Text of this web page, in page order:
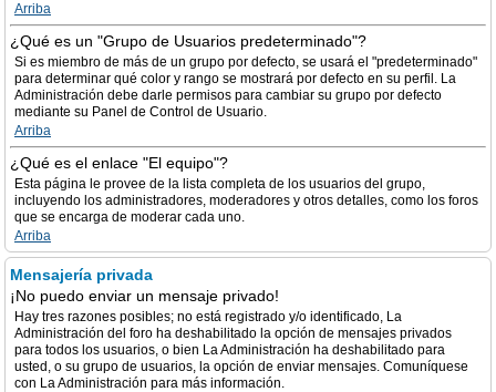
Arriba
¿Qué es un "Grupo de Usuarios predeterminado"?
Si es miembro de más de un grupo por defecto, se usará el "predeterminado"
para determinar qué color y rango se mostrará por defecto en su perfil. La
Administración debe darle permisos para cambiar su grupo por defecto
mediante su Panel de Control de Usuario.
Arriba
¿Qué es el enlace "El equipo"?
Esta página le provee de la lista completa de los usuarios del grupo,
incluyendo los administradores, moderadores y otros detalles, como los foros
que se encarga de moderar cada uno.
Arriba
Mensajería privada
¡No puedo enviar un mensaje privado!
Hay tres razones posibles; no está registrado y/o identificado, La
Administración del foro ha deshabilitado la opción de mensajes privados
para todos los usuarios, o bien La Administración ha deshabilitado para
usted, o su grupo de usuarios, la opción de enviar mensajes. Comuníquese
con La Administración para más información.